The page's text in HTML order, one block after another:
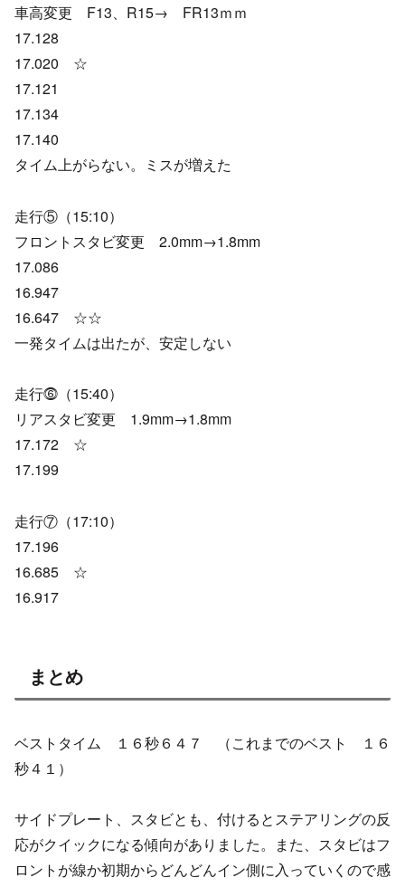
車高変更 F13、R15→ FR13ｍｍ
17.128
17.020 ☆
17.121
17.134
17.140
タイム上がらない。ミスが増えた
走行⑤（15:10）
フロントスタビ変更 2.0mm→1.8mm
17.086
16.947
16.647 ☆☆
一発タイムは出たが、安定しない
走行⓺（15:40）
リアスタビ変更 1.9mm→1.8mm
17.172 ☆
17.199
走行⑦（17:10）
17.196
16.685 ☆
16.917
まとめ
ベストタイム １６秒６４７ （これまでのベスト １６
秒４１）
サイドプレート、スタビとも、付けるとステアリングの反
応がクイックになる傾向がありました。また、スタビはフ
ロントが線か初期からどんどんイン側に入っていくので感